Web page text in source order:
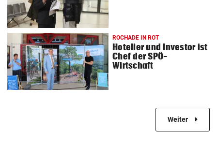
ROCHADE IN ROT
Hotelier und Investor ist
Chef der SPÖ-
Wirtschaft
Weiter